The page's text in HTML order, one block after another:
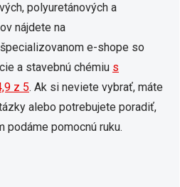
polyuretánových a
nájdete na
e-shope so
a stavebnú chémiu s
z 5. Ak si neviete vybrať, máte
alebo potrebujete poradiť,
podáme pomocnú ruku.